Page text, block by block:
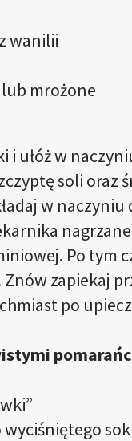
wanilii
mrożone
i ułóż w
soli oraz
w
Po tym
Znów zapiekaj
po
wyciśniętego